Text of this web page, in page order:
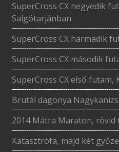
SuperCross CX negyedik
Salgótarjánban
SuperCross CX harmadik
SuperCross CX második
SuperCross CX első futam,
Brutál dagonya
2014 Mátra Maraton, rövid
Katasztrófa, majd két